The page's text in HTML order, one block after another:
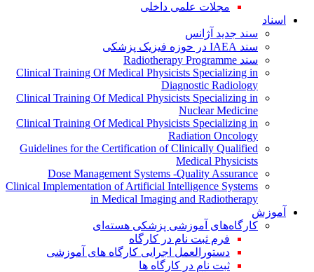
مجلات علمی داخلی
اسناد
سند جدید آژانس
سند IAEA در حوزه فیزیک پزشکی
سند Radiotherapy Programme
Clinical Training Of Medical Physicists Specializing in
Diagnostic Radiology
Clinical Training Of Medical Physicists Specializing in
Nuclear Medicine
Clinical Training Of Medical Physicists Specializing in
Radiation Oncology
Guidelines for the Certification of Clinically Qualified
Medical Physicists
Dose Management Systems -Quality Assurance
Clinical Implementation of Artificial Intelligence Systems
in Medical Imaging and Radiotherapy
آموزش
کارگاه‌های آموزشی پزشکی هسته‌ای
فرم ثبت نام در کارگاه
دستورالعمل اجرایی کارگاه های آموزشی
ثبت نام در کارگاه ها